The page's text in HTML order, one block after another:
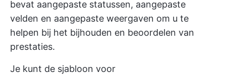
bevat aangepaste statussen, aangepaste
velden en aangepaste weergaven om u te
helpen bij het bijhouden en beoordelen van
prestaties.
Je kunt de sjabloon voor